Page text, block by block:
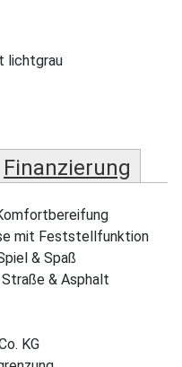
lichtgrau
Finanzierung
mit Feststellfunktion
& Spaß
& Asphalt
KG